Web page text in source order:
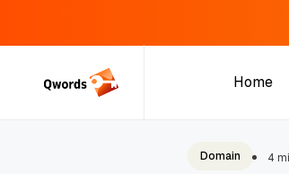
Home
Domain 4